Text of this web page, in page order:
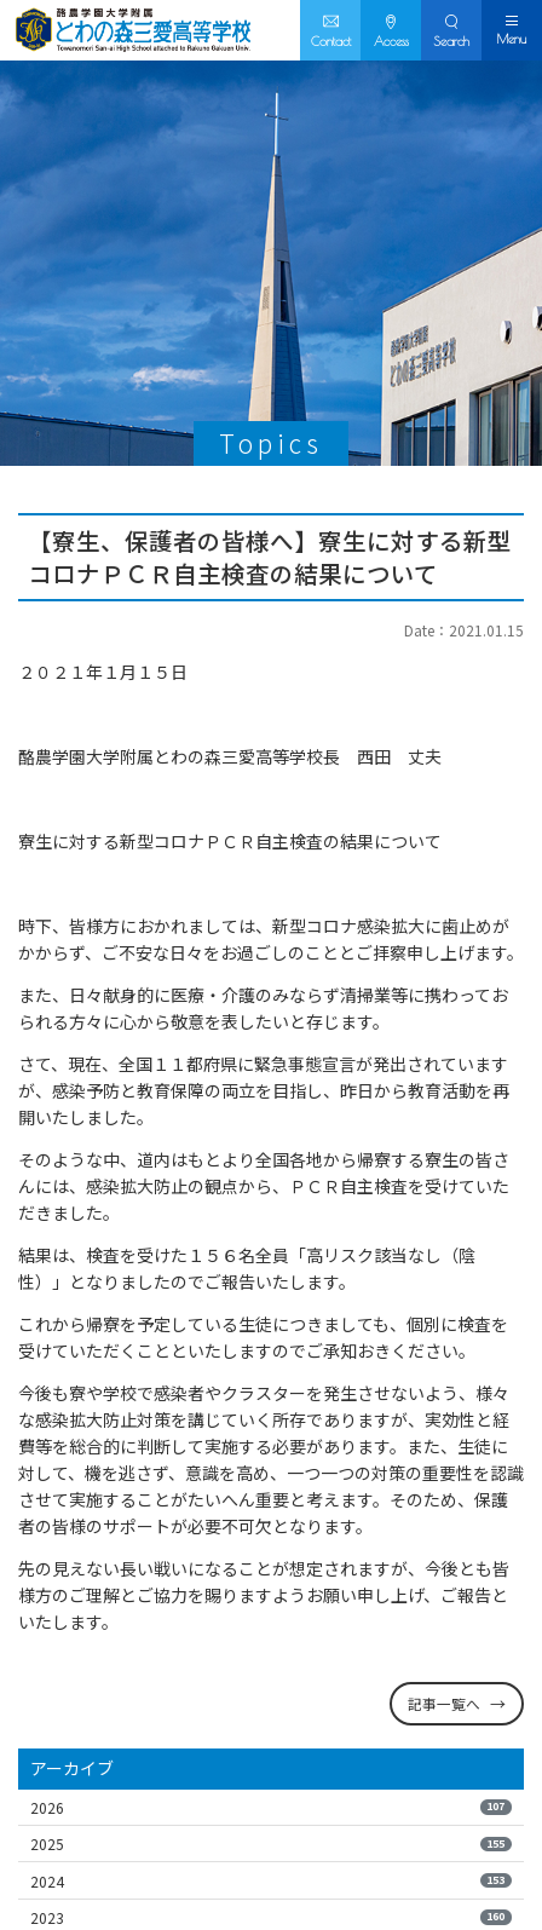
Contact Access Search Menu
Topics
【寮生、保護者の皆様へ】寮生に対する新型
コロナＰＣＲ自主検査の結果について
Date：2021.01.15
２０２１年１月１５日
酪農学園大学附属とわの森三愛高等学校長 西田 丈夫
寮生に対する新型コロナＰＣＲ自主検査の結果について
時下、皆様方におかれましては、新型コロナ感染拡大に歯止めが
かからず、ご不安な日々をお過ごしのこととご拝察申し上げます。
また、日々献身的に医療・介護のみならず清掃業等に携わってお
られる方々に心から敬意を表したいと存じます。
さて、現在、全国１１都府県に緊急事態宣言が発出されています
が、感染予防と教育保障の両立を目指し、昨日から教育活動を再
開いたしました。
そのような中、道内はもとより全国各地から帰寮する寮生の皆さ
んには、感染拡大防止の観点から、ＰＣＲ自主検査を受けていた
だきました。
結果は、検査を受けた１５６名全員「高リスク該当なし（陰
性）」となりましたのでご報告いたします。
これから帰寮を予定している生徒につきましても、個別に検査を
受けていただくことといたしますのでご承知おきください。
今後も寮や学校で感染者やクラスターを発生させないよう、様々
な感染拡大防止対策を講じていく所存でありますが、実効性と経
費等を総合的に判断して実施する必要があります。また、生徒に
対して、機を逃さず、意識を高め、一つ一つの対策の重要性を認識
させて実施することがたいへん重要と考えます。そのため、保護
者の皆様のサポートが必要不可欠となります。
先の見えない長い戦いになることが想定されますが、今後とも皆
様方のご理解とご協力を賜りますようお願い申し上げ、ご報告と
いたします。
記事一覧へ
アーカイブ
2026 107
2025 155
2024 153
2023 160